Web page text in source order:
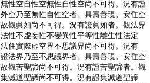
無性空自性空無性自性空尚不可得。況有證
外空乃至無性自性空者。具壽善現。安住空
故觀眞如尚不可得。況有證眞如者。觀法界
法性不虚妄性不變異性平等性離生性法定
法住實際虚空界不思議界尚不可得。況有
證法界乃至不思議界者。具壽善現。安住空
故觀苦聖諦尚不可得。況有證苦聖諦者。觀
集滅道聖諦尚不可得。況有證集滅道聖諦